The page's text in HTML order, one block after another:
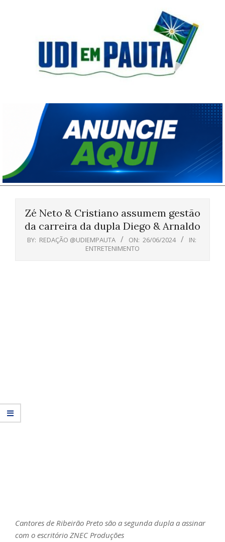
Pauta
Zé Neto & Cristiano assumem gestão
da carreira da dupla Diego & Arnaldo
BY: REDAÇÃO @UDIEMPAUTA ON: 26/06/2024
IN:
ENTRETENIMENTO
Cantores de Ribeirão Preto são a segunda dupla a assinar
com o escritório ZNEC Produções